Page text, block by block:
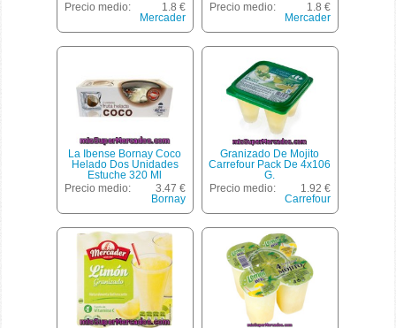
Precio medio:
1.8 €
Mercader
Precio medio:
1.8 €
Mercader
La Ibense Bornay Coco
Helado Dos Unidades
Estuche 320 Ml
Precio medio:
3.47 €
Bornay
Granizado De Mojito
Carrefour Pack De 4x106
G.
Precio medio:
1.92 €
Carrefour